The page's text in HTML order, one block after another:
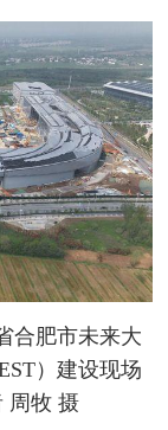
合肥市未来大
）建设现场
周牧 摄